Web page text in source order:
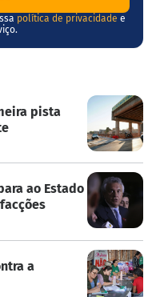
política de privacidade e
pista
ao Estado
a